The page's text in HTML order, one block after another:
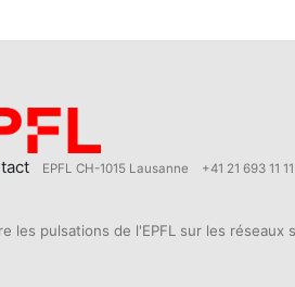
EPFL CH-1015 Lausanne +41 21 693 11 11
les pulsations de l'EPFL sur les réseaux